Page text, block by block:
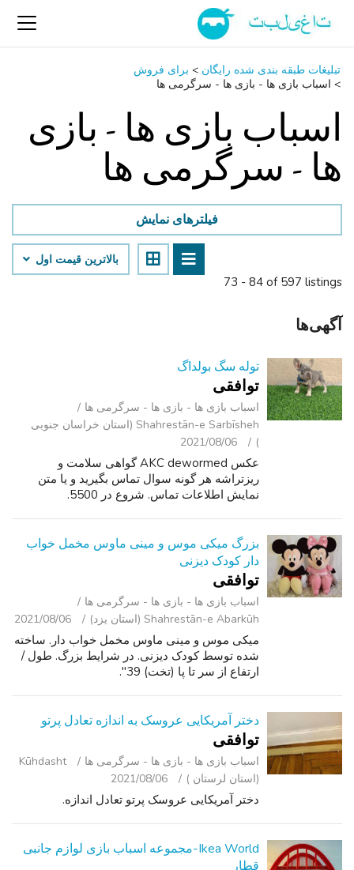
تبلیغات طبقه بندی شده رایگان > برای فروش
> اسباب‌ بازی ها - بازی ها - سرگرمی ‌ها
اسباب‌ بازی ها - بازی
ها - سرگرمی ‌ها
73 - 84 of 597 listings
فیلترهای نمایش
بالاترین قیمت اول
آگهی‌ها
توله سگ بولداگ
توافقی
اسباب‌ بازی ها - بازی ها - سرگرمی ‌ها
Shahrestān-e Sarbīsheh (استان خراسان جنوبی
)
2021/08/06
عکس AKC dewormed گواهی سلامت و
ریزتراشه هر گونه سوال تماس بگیرید و یا متن
نمایش اطلاعات تماس. شروع در 5500.
بزرگ میکی موس و مینی ماوس مخمل خواب
دار کودک دیزنی
توافقی
اسباب‌ بازی ها - بازی ها - سرگرمی ‌ها
Shahrestān-e Abarkūh (استان یزد)
2021/08/06
میکی موس و مینی ماوس مخمل خواب دار. ساخته
شده توسط کودک دیزنی. در شرایط بزرگ. طول /
ارتفاع از سر تا پا (تخت) 39".
دختر آمریکایی عروسک به اندازه تعادل پرتو
توافقی
اسباب‌ بازی ها - بازی ها - سرگرمی ‌ها
Kūhdasht
(استان لرستان )
2021/08/06
دختر آمریکایی عروسک پرتو تعادل اندازه.
Ikea World-مجموعه اسباب بازی لوازم جانبی
قطار